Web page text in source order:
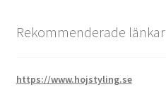
Rekommenderade länkar
https://www.hojstyling.se